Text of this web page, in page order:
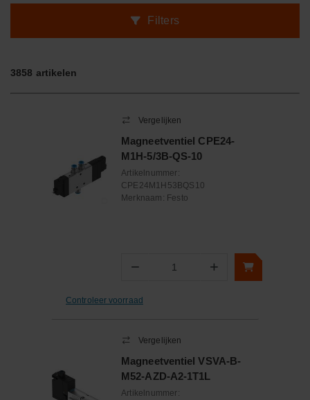
Filters
3858 artikelen
Vergelijken
Magneetventiel CPE24-
M1H-5/3B-QS-10
Artikelnummer:
CPE24M1H53BQS10
Merknaam: Festo
− Aantal +
Controleer voorraad
Vergelijken
Magneetventiel VSVA-B-
M52-AZD-A2-1T1L
Artikelnummer: